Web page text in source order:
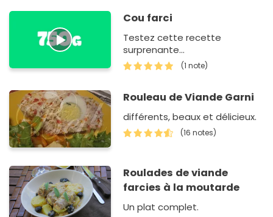
Cou farci
Testez cette recette
surprenante...
(1 note)
Rouleau de Viande Garni
différents, beaux et délicieux.
(16 notes)
Roulades de viande
farcies à la moutarde
Un plat complet.